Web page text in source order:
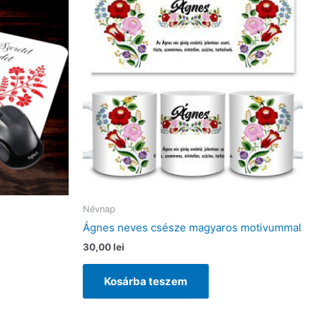
Névnap
Ágnes neves csésze magyaros motivummal
30,00lei
Kosárba teszem